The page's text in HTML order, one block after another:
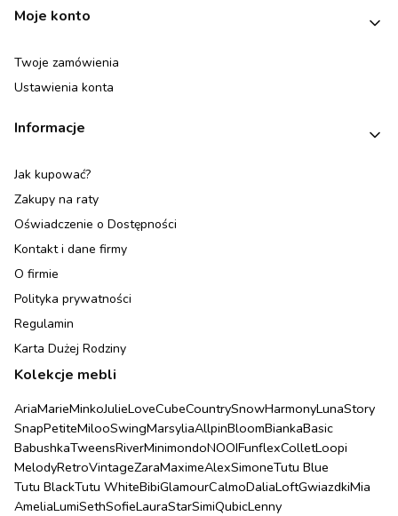
Moje konto
Twoje zamówienia
Ustawienia konta
Informacje
Jak kupować?
Zakupy na raty
Oświadczenie o Dostępności
Kontakt i dane firmy
O firmie
Polityka prywatności
Regulamin
Karta Dużej Rodziny
Kolekcje mebli
AriaMarieMinkoJulieLoveCubeCountrySnowHarmonyLunaStory
SnapPetiteMilooSwingMarsyliaAllpinBloomBiankaBasic
BabushkaTweensRiverMinimondoNOOIFunflexColletLoopi
MelodyRetroVintageZaraMaximeAlexSimoneTutu Blue
Tutu BlackTutu WhiteBibiGlamourCalmoDaliaLoftGwiazdkiMia
AmeliaLumiSethSofieLauraStarSimiQubicLenny